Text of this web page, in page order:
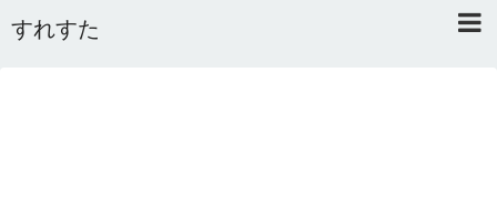
すれすた